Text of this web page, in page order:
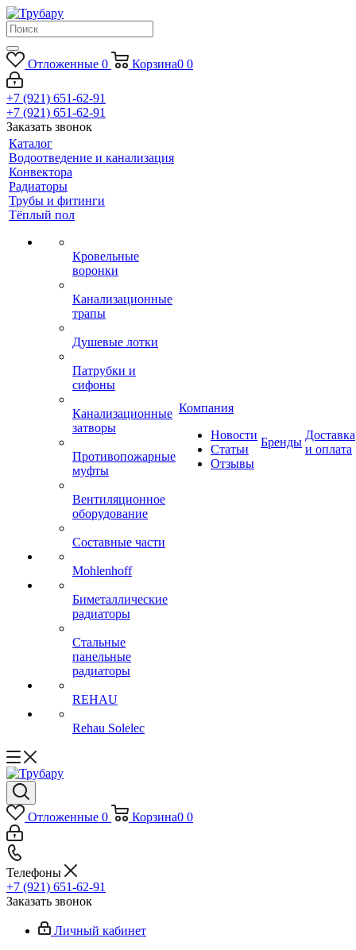
Отложенные 0 Корзина0 0
+7 (921) 651-62-91
+7 (921) 651-62-91
Заказать звонок
Каталог
Водоотведение и канализация
Конвектора
Радиаторы
Трубы и фитинги
Тёплый пол
Кровельные
воронки
Канализационные
трапы
Душевые лотки
Патрубки и
сифоны
Канализационные
затворы
Противопожарные
муфты
Вентиляционное
оборудование
Составные части
Mohlenhoff
Биметаллические
радиаторы
Стальные
панельные
радиаторы
REHAU
Rehau Solelec
Компания
Новости
Статьи
Отзывы
Бренды
Доставка
и оплата
Отложенные 0 Корзина0 0
Телефоны
+7 (921) 651-62-91
Заказать звонок
Личный кабинет